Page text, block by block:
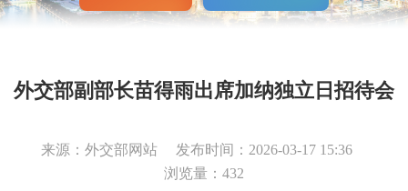
外交部副部长苗得雨出席加纳独立日招待会
来源：外交部网站
发布时间：2026-03-17 15:36
浏览量：432